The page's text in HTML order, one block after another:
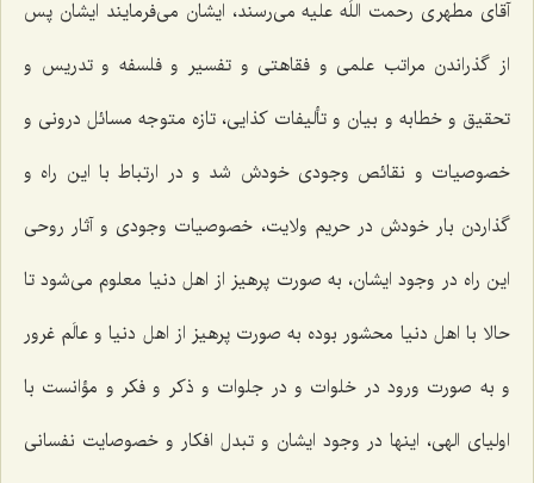
آقای مطهری رحمت اللَه علیه می‌رسند، ایشان می‌فرمایند ایشان پس
از گذراندن مراتب علمی و فقاهتی و تفسیر و فلسفه و تدریس و
تحقیق و خطابه و بیان و تألیفات کذایی، تازه متوجه مسائل درونی و
خصوصیات و نقائص وجودی خودش شد و در ارتباط با این راه و
گذاردن بار خودش در حریم ولایت، خصوصیات وجودی و آثار روحی
این راه در وجود ایشان، به صورت پرهیز از اهل دنیا معلوم می‌شود تا
حالا با اهل دنیا محشور بوده به صورت پرهیز از اهل دنیا و عالَم غرور
و به صورت ورود در خلوات و در جلوات و ذکر و فکر و مؤانست با
اولیای الهی، اینها در وجود ایشان و تبدل افکار و خصوصایت نفسانی